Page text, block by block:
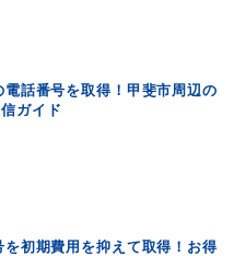
話番号を取得！甲斐市周辺の
ガイド
を初期費用を抑えて取得！お得